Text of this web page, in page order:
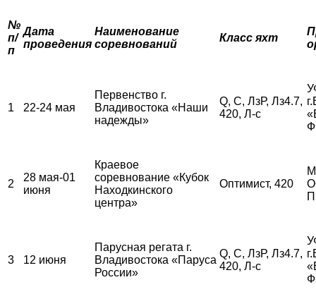
№
п/
п
Дата
проведения
Наименование
соревнований
Класс яхт
1 22-24 мая
Первенство г.
Владивостока «Наши
надежды»
Q, С, ЛзР, Лз4.7,
420, Л-с
2
28 мая-01
июня
Краевое
соревнование «Кубок
Находкинского
центра»
Оптимист, 420
3 12 июня
Парусная регата г.
Владивостока «Паруса
России»
Q, С, ЛзР, Лз4.7,
420, Л-с